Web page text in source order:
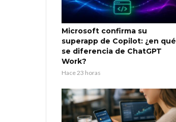
Microsoft confirma su
superapp de Copilot: ¿en qué
se diferencia de ChatGPT
Work?
Hace 23 horas